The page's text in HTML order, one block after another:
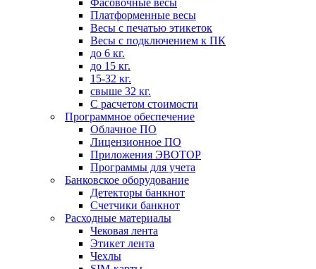
Фасовочные весы
Платформенные весы
Весы с печатью этикеток
Весы с подключением к ПК
до 6 кг.
до 15 кг.
15-32 кг.
свыше 32 кг.
С расчетом стоимости
Программное обеспечение
Облачное ПО
Лицензионное ПО
Приложения ЭВОТОР
Программы для учета
Банковское оборудование
Детекторы банкнот
Счетчики банкнот
Расходные материалы
Чековая лента
Этикет лента
Чехлы